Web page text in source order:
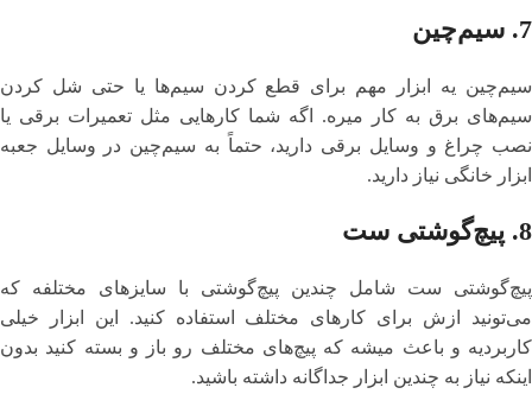
7. سیم‌چین
سیم‌چین یه ابزار مهم برای قطع کردن سیم‌ها یا حتی شل کردن
سیم‌های برق به کار میره. اگه شما کارهایی مثل تعمیرات برقی یا
نصب چراغ و وسایل برقی دارید، حتماً به سیم‌چین در وسایل جعبه
ابزار خانگی نیاز دارید.
8. پیچ‌گوشتی ست
پیچ‌گوشتی ست شامل چندین پیچ‌گوشتی با سایزهای مختلفه که
می‌تونید ازش برای کارهای مختلف استفاده کنید. این ابزار خیلی
کاربردیه و باعث میشه که پیچ‌های مختلف رو باز و بسته کنید بدون
اینکه نیاز به چندین ابزار جداگانه داشته باشید.